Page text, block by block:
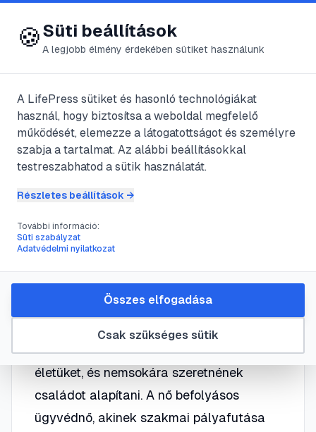
😍 LifePress
@poplacek
2023. július 4. perc olvasás
Tiszta ügy (High
Crimes &#8211;
2002)
#Adam Scott #Amanda Peet #Arnon Milchan
Claire és Tom Kubik békésen élik az
életüket, és nemsokára szeretnének
családot alapítani. A nő befolyásos
ügyvédnő, akinek szakmai pályafutása
🍪Süti beállítások
A legjobb élmény érdekében sütiket használunk
A LifePress sütiket és hasonló technológiákat
használ, hogy biztosítsa a weboldal megfelelő
működését, elemezze a látogatottságot és személyre
szabja a tartalmat. Az alábbi beállításokkal
testreszabhatod a sütik használatát.
Részletes beállítások →
További információ:
Süti szabályzat
Adatvédelmi nyilatkozat
Csak szükséges sütik
Összes elfogadása